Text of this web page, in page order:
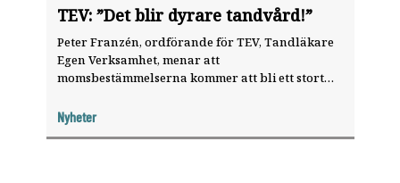
TEV: ”Det blir dyrare tandvård!”
Peter Franzén, ordförande för TEV, Tandläkare
Egen Verksamhet, menar att
momsbestämmelserna kommer att bli ett stort
mindre enheter, där det är vanligt att hyra in en
Nyheter